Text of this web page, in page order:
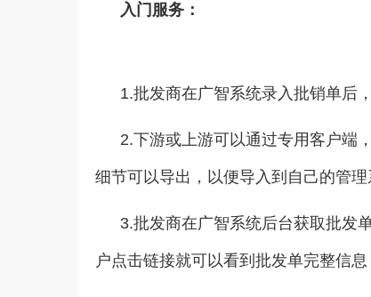
入门服务：
1.批发商在广智系统录入批销单后
2.下游或上游可以通过专用客户端
细节可以导出，以便导入到自己的管
3.批发商在广智系统后台获取批发
户点击链接就可以看到批发单完整信息